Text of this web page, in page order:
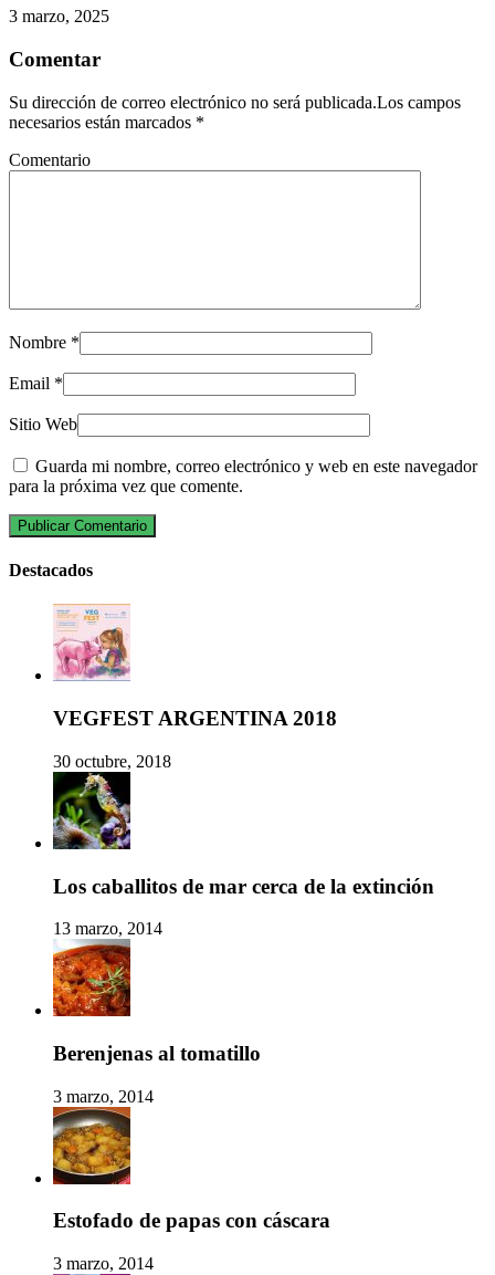
3 marzo, 2025
Comentar
Su dirección de correo electrónico no será publicada.Los campos
necesarios están marcados *
Comentario
Nombre *
Email *
Sitio Web
Guarda mi nombre, correo electrónico y web en este navegador
para la próxima vez que comente.
Destacados
VEGFEST ARGENTINA 2018
30 octubre, 2018
Los caballitos de mar cerca de la extinción
13 marzo, 2014
Berenjenas al tomatillo
3 marzo, 2014
Estofado de papas con cáscara
3 marzo, 2014